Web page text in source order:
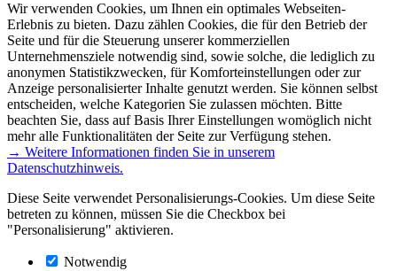
Wir verwenden Cookies, um Ihnen ein optimales Webseiten-
Erlebnis zu bieten. Dazu zählen Cookies, die für den Betrieb der
Seite und für die Steuerung unserer kommerziellen
Unternehmensziele notwendig sind, sowie solche, die lediglich zu
anonymen Statistikzwecken, für Komforteinstellungen oder zur
Anzeige personalisierter Inhalte genutzt werden. Sie können selbst
entscheiden, welche Kategorien Sie zulassen möchten. Bitte
beachten Sie, dass auf Basis Ihrer Einstellungen womöglich nicht
mehr alle Funktionalitäten der Seite zur Verfügung stehen.
→ Weitere Informationen finden Sie in unserem
Datenschutzhinweis.
Diese Seite verwendet Personalisierungs-Cookies. Um diese Seite
betreten zu können, müssen Sie die Checkbox bei
"Personalisierung" aktivieren.
Notwendig